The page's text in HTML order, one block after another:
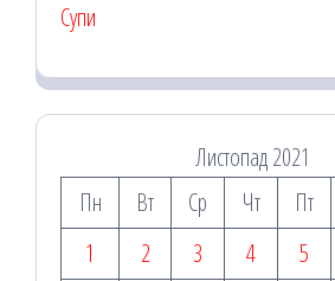
Супи
Листопад 2021
Пн
Вт Ср Чт Пт
1
2 3 4 5